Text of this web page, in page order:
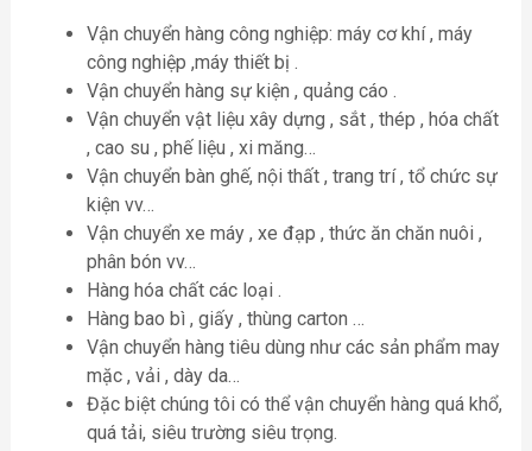
Vận chuyển hàng công nghiệp: máy cơ khí , máy
công nghiệp ,máy thiết bị .
Vận chuyển hàng sự kiện , quảng cáo .
Vận chuyển vật liệu xây dựng , sắt , thép , hóa chất
, cao su , phế liệu , xi măng…
Vận chuyển bàn ghế, nội thất , trang trí , tổ chức sự
kiện vv…
Vận chuyển xe máy , xe đạp , thức ăn chăn nuôi ,
phân bón vv…
Hàng hóa chất các loại .
Hàng bao bì , giấy , thùng carton …
Vận chuyển hàng tiêu dùng như các sản phẩm may
mặc , vải , dày da…
Đặc biệt chúng tôi có thể vận chuyển hàng quá khổ,
quá tải, siêu trường siêu trọng.